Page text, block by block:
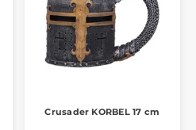
Crusader KORBEL 17 cm